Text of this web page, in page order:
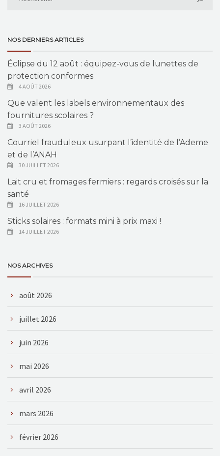
NOS DERNIERS ARTICLES
Éclipse du 12 août : équipez-vous de lunettes de
protection conformes
4 AOÛT 2026
Que valent les labels environnementaux des
fournitures scolaires ?
3 AOÛT 2026
Courriel frauduleux usurpant l’identité de l’Ademe
et de l’ANAH
30 JUILLET 2026
Lait cru et fromages fermiers : regards croisés sur la
santé
16 JUILLET 2026
Sticks solaires : formats mini à prix maxi !
14 JUILLET 2026
NOS ARCHIVES
août 2026
juillet 2026
juin 2026
mai 2026
avril 2026
mars 2026
février 2026